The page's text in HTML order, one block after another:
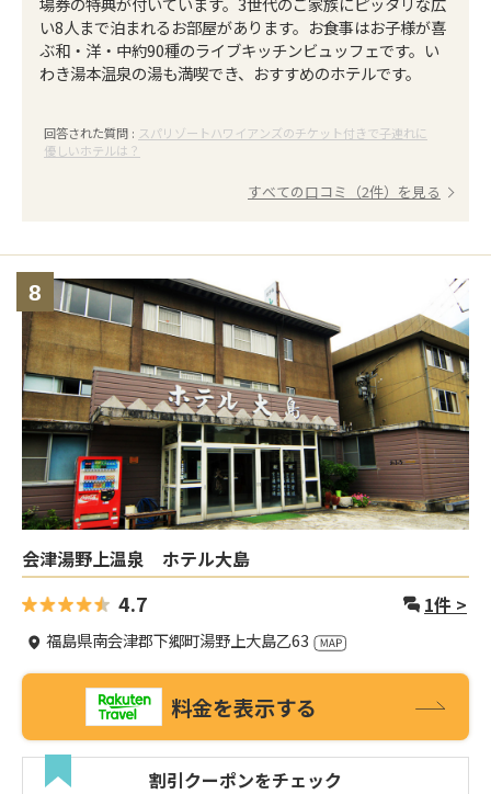
い8人まで泊まれるお部屋があります。お食事はお子様が喜
ぶ和・洋・中約90種のライブキッチンビュッフェです。い
わき湯本温泉の湯も満喫でき、おすすめのホテルです。
回答された質問 : スパリゾートハワイアンズのチケット付きで子連れに
優しいホテルは？
すべての口コミ（2件）を見る
8
会津湯野上温泉 ホテル大島
4.7 1件 >
福島県南会津郡下郷町湯野上大島乙63
料金を表示する
割引クーポンをチェック